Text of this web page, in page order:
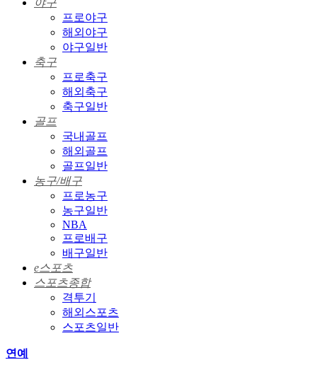
프로야구
해외야구
야구일반
축구
프로축구
해외축구
축구일반
골프
국내골프
해외골프
골프일반
농구/배구
프로농구
농구일반
NBA
프로배구
배구일반
e스포츠
스포츠종합
격투기
해외스포츠
스포츠일반
연예